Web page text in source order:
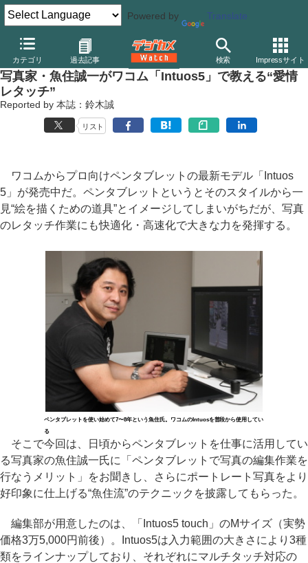
Powered by Translate
カテゴリ 過去記事 検索 Impressサイト
デジカメ Watch その他
写真家・魚住誠一がワコム「Intuos5」で教える“愛情
レタッチ”
Reported by 本誌：鈴木誠
リスト
ワコムからプロ向けペンタブレットの最新モデル「Intuos
5」が発売中だ。ペンタブレットというとそのスタイルから一
見“絵を描くための道具”とイメージしてしまいがちだが、写真
のレタッチ作業にも快適化・高速化で大きな力を発揮する。
ペンタブレットを使い始めて7〜8年という魚住氏。ワコムのIntuosを普段から使用してい
る
そこで今回は、日頃からペンタブレットを仕事に活用してい
る写真家の魚住誠一氏に「ペンタブレットで写真の編集作業を
行なうメリット」をお聞きし、さらにポートレート写真をより
好印象に仕上げる“魚住流”のテクニックを披露してもらった。
編集部が用意したのは、「Intuos5 touch」のMサイズ（実勢
価格3万5,000円前後）。Intuos5は入力範囲の大きさにより3種
類をラインナップしており、それぞれにマルチタッチ対応の